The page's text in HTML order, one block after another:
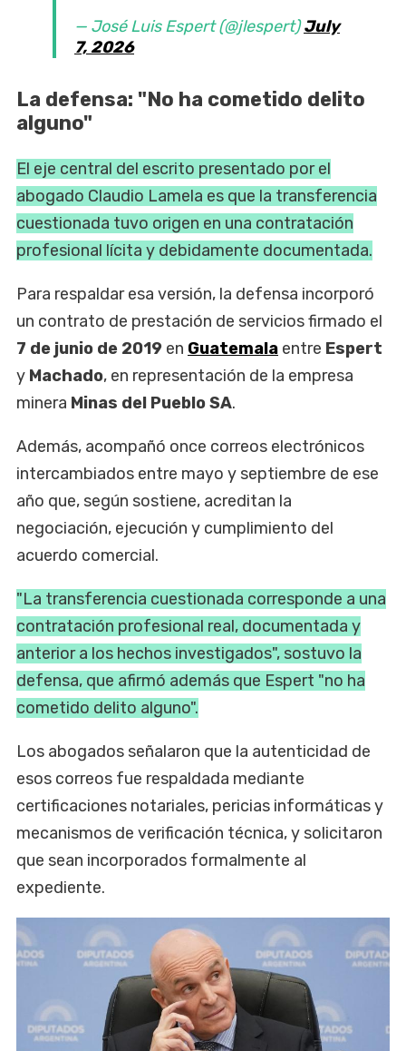
— José Luis Espert (@jlespert)July
7, 2026
La defensa: "No ha cometido delito
alguno"
El eje central del escrito presentado por el
abogado Claudio Lamela es que la transferencia
cuestionada tuvo origen en una contratación
profesional lícita y debidamente documentada.
Para respaldar esa versión, la defensa incorporó
un contrato de prestación de servicios firmado el
7 de junio de 2019 en Guatemala entre Espert
y Machado, en representación de la empresa
minera Minas del Pueblo SA.
Además, acompañó once correos electrónicos
intercambiados entre mayo y septiembre de ese
año que, según sostiene, acreditan la
negociación, ejecución y cumplimiento del
acuerdo comercial.
"La transferencia cuestionada corresponde a una
contratación profesional real, documentada y
anterior a los hechos investigados", sostuvo la
defensa, que afirmó además que Espert "no ha
cometido delito alguno".
Los abogados señalaron que la autenticidad de
esos correos fue respaldada mediante
certificaciones notariales, pericias informáticas y
mecanismos de verificación técnica, y solicitaron
que sean incorporados formalmente al
expediente.